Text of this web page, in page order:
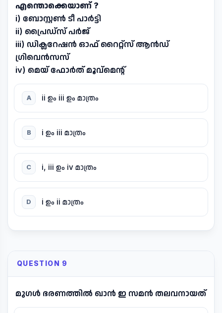
എന്തൊക്കെയാണ് ?
i) ബോസ്റ്റൺ ടീ പാർട്ടി
ii) പ്രൈഡ്സ് പർജ്
iii) ഡിക്ലറേഷൻ ഓഫ് റൈറ്റ്സ് ആൻഡ്
ഗ്രിവെൻസസ്
iv) മെയ് ഫോർത് മൂവ്മെന്റ്
A ii ഉം iii ഉം മാത്രം
B i ഉം iii മാത്രം
C i, iii ഉം iv മാത്രം
D i ഉം ii മാത്രം
QUESTION 9
മുഗൾ ഭരണത്തിൽ ഖാൻ ഇ സമൻ തലവനായത്